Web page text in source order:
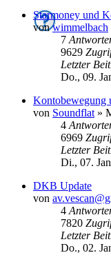
Starmoney und
vonwimmelbach
7
9629
Letzter
Do., 09.
Kontobewegung
von Soundflat »
4
6969
Letzter
Di., 07.
DKB Update
von
4
7820
Letzter
Do., 02.